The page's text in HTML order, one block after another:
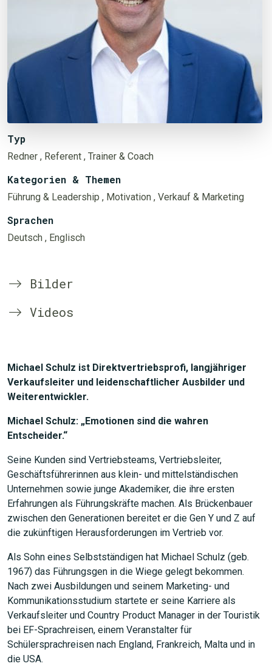
Typ
Redner , Referent , Trainer & Coach
Kategorien & Themen
Führung & Leadership , Motivation , Verkauf & Marketing
Sprachen
Deutsch , Englisch
Bilder
Videos
Michael Schulz ist Direktvertriebsprofi, langjähriger
Verkaufsleiter und leidenschaftlicher Ausbilder und
Weiterentwickler.
Michael Schulz: „Emotionen sind die wahren
Entscheider.“
Seine Kunden sind Vertriebsteams, Vertriebsleiter,
Geschäftsführerinnen aus klein- und mittelständischen
Unternehmen sowie junge Akademiker, die ihre ersten
Erfahrungen als Führungskräfte machen. Als Brückenbauer
zwischen den Generationen bereitet er die Gen Y und Z auf
die zukünftigen Herausforderungen im Vertrieb vor.
Als Sohn eines Selbstständigen hat Michael Schulz (geb.
1967) das Führungsgen in die Wiege gelegt bekommen.
Nach zwei Ausbildungen und seinem Marketing- und
Kommunikationsstudium startete er seine Karriere als
Verkaufsleiter und Country Product Manager in der Touristik
bei EF-Sprachreisen, einem Veranstalter für
Schülersprachreisen nach England, Frankreich, Malta und in
die USA.